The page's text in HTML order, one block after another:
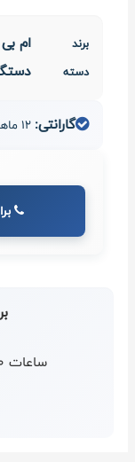
برند ام
دسته
گارانتی:
ساعات 9:30 الی 16 (بجز روزهای تعطیل)